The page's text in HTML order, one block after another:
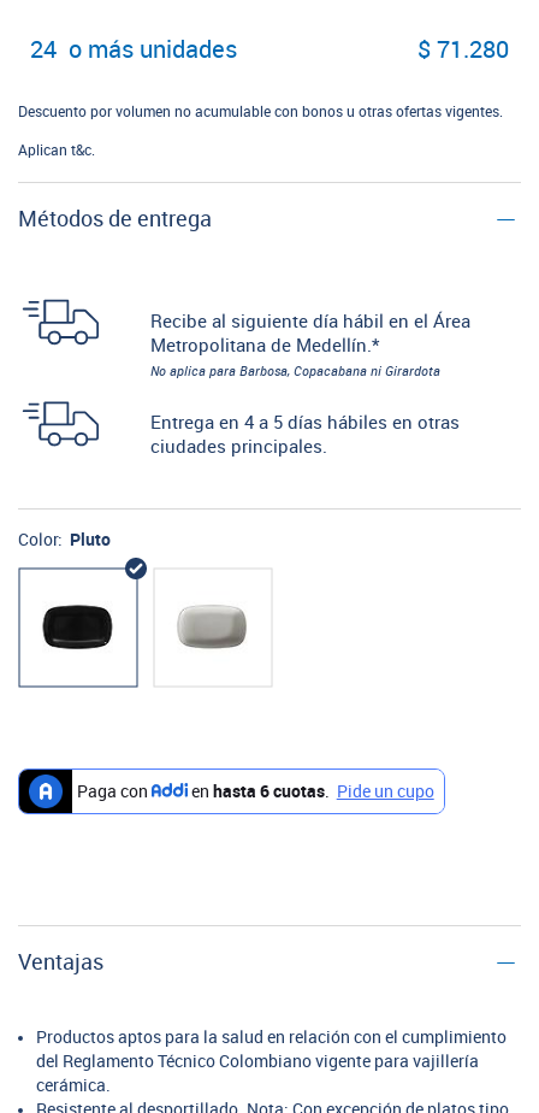
24 o más unidades $ 71.280
Descuento por volumen no acumulable con bonos u otras ofertas vigentes.
Aplican t&c.
Métodos de entrega
Recibe al siguiente día hábil en el Área
Metropolitana de Medellín.*
No aplica para Barbosa, Copacabana ni Girardota
Entrega en 4 a 5 días hábiles en otras
ciudades principales.
Color: Pluto
Ventajas
Productos aptos para la salud en relación con el cumplimiento
del Reglamento Técnico Colombiano vigente para vajillería
cerámica.